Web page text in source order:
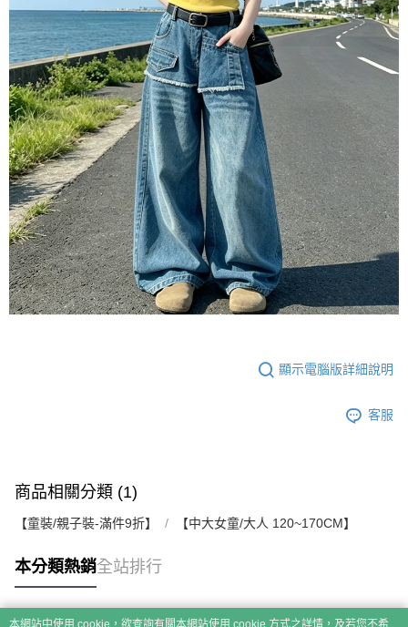
顯示電腦版詳細說明
客服
商品相關分類 (1)
【童裝/親子裝-滿件9折】 【中大女童/大人 120~170CM】
本分類熱銷全站排行
本網站中使用 cookie，欲查詢有關本網站使用 cookie 方式之詳情，及若您不希